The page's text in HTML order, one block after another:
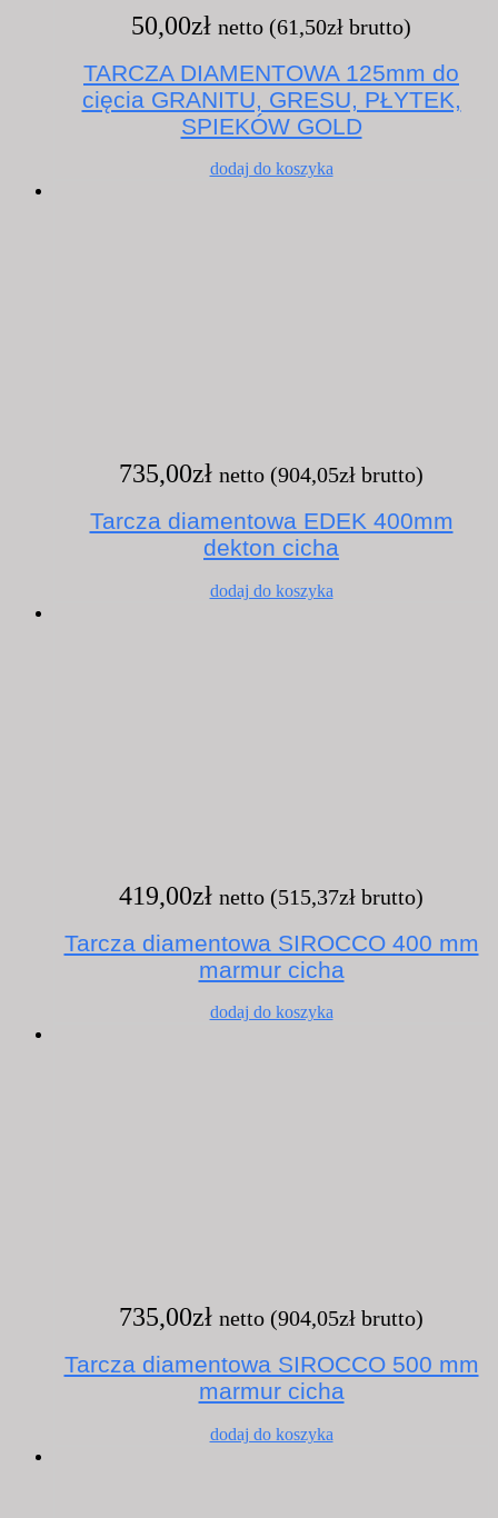
50,00zł netto (61,50zł brutto)
TARCZA DIAMENTOWA 125mm do
cięcia GRANITU, GRESU, PŁYTEK,
SPIEKÓW GOLD
dodaj do koszyka
735,00zł netto (904,05zł brutto)
Tarcza diamentowa EDEK 400mm
dekton cicha
dodaj do koszyka
419,00zł netto (515,37zł brutto)
Tarcza diamentowa SIROCCO 400 mm
marmur cicha
dodaj do koszyka
735,00zł netto (904,05zł brutto)
Tarcza diamentowa SIROCCO 500 mm
marmur cicha
dodaj do koszyka